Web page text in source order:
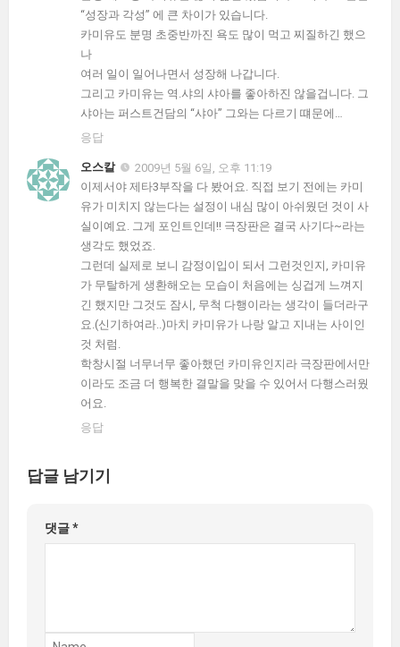
“성장과 각성” 에 큰 차이가 있습니다.
카미유도 분명 초중반까진 욕도 많이 먹고 찌질하긴 했으
나
여러 일이 일어나면서 성장해 나갑니다.
그리고 카미유는 역.샤의 샤아를 좋아하진 않을겁니다. 그
샤아는 퍼스트건담의 “샤아” 그와는 다르기 떄문에…
응답
오스칼
2009년 5월 6일, 오후 11:19
이제서야 제타3부작을 다 봤어요. 직접 보기 전에는 카미
유가 미치지 않는다는 설정이 내심 많이 아쉬웠던 것이 사
실이예요. 그게 포인트인데!! 극장판은 결국 사기다~라는
생각도 했었죠.
그런데 실제로 보니 감정이입이 되서 그런것인지, 카미유
가 무탈하게 생환해오는 모습이 처음에는 싱겁게 느껴지
긴 했지만 그것도 잠시, 무척 다행이라는 생각이 들더라구
요.(신기하여라..)마치 카미유가 나랑 알고 지내는 사이인
것 처럼.
학창시절 너무너무 좋아했던 카미유인지라 극장판에서만
이라도 조금 더 행복한 결말을 맞을 수 있어서 다행스러웠
어요.
응답
답글 남기기
댓글*